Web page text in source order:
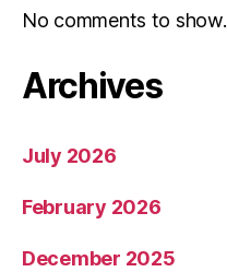
No comments to show.
Archives
July 2026
February 2026
December 2025